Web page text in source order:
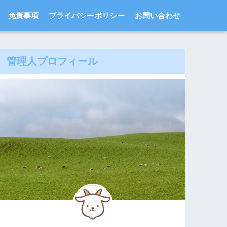
免責事項 プライバシーポリシー お問い合わせ
管理人プロフィール